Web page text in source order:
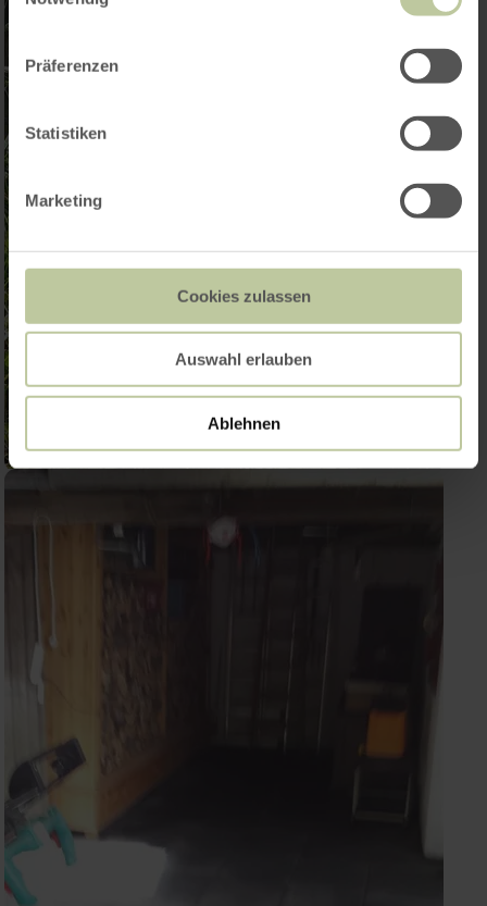
Präferenzen
Statistiken
Marketing
Cookies zulassen
Auswahl erlauben
Ablehnen